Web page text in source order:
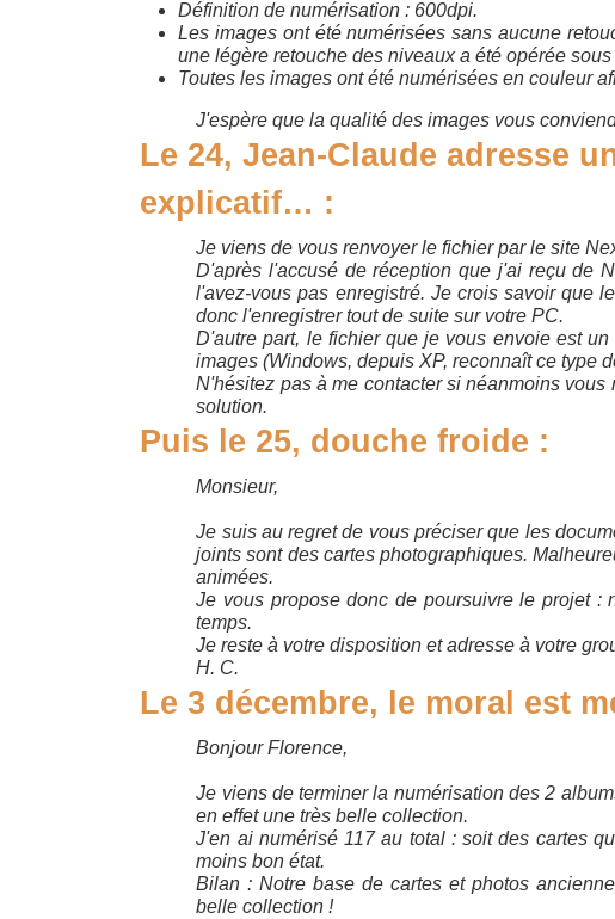
Définition de numérisation : 600dpi.
Les images ont été numérisées sans aucune
une légère retouche des niveaux a été opérée
Toutes les images ont été numérisées en couleur
J'espère que la qualité des images vous
Le 24, Jean-Claude adresse
explicatif… :
Je viens de vous renvoyer le fichier par le site
D'après l'accusé de réception que j'ai reçu de
l'avez-vous pas enregistré. Je crois savoir que
donc l'enregistrer tout de suite sur votre PC.
D'autre part, le fichier que je vous envoie est
images (Windows, depuis XP, reconnaît ce type
N'hésitez pas à me contacter si néanmoins
solution.
Puis le 25, douche froide :
Monsieur,
Je suis au regret de vous préciser que les
joints sont des cartes photographiques.
animées.
Je vous propose donc de poursuivre le projet :
temps.
Je reste à votre disposition et adresse à votre
H. C.
Le 3 décembre, le moral est
Bonjour Florence,
Je viens de terminer la numérisation des 2
en effet une très belle collection.
J'en ai numérisé 117 au total : soit des cartes
moins bon état.
Bilan : Notre base de cartes et photos
belle collection !